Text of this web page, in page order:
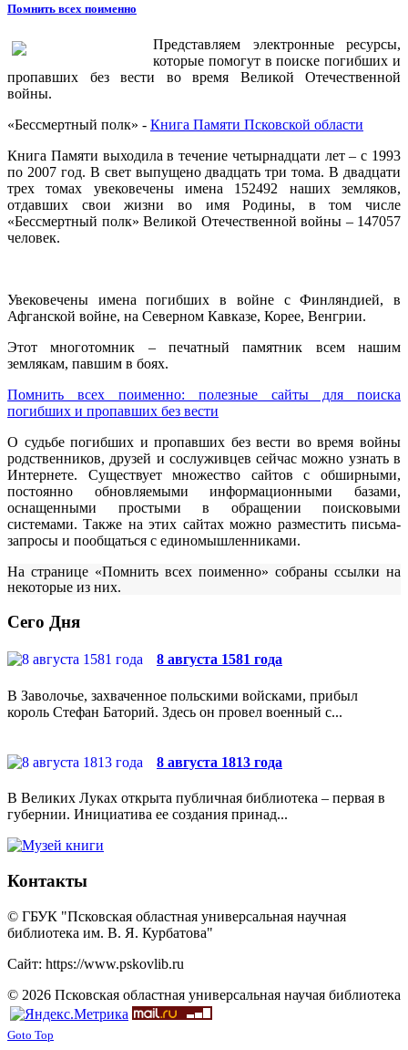
Помнить всех поименно
Представляем электронные ресурсы,
которые помогут в поиске погибших и
пропавших без вести во время Великой Отечественной
войны.
«Бессмертный полк» - Книга Памяти Псковской области
Книга Памяти выходила в течение четырнадцати лет – с 1993
по 2007 год. В свет выпущено двадцать три тома. В двадцати
трех томах увековечены имена 152492 наших земляков,
отдавших свои жизни во имя Родины, в том числе
«Бессмертный полк» Великой Отечественной войны – 147057
человек.
Увековечены имена погибших в войне с Финляндией, в
Афганской войне, на Северном Кавказе, Корее, Венгрии.
Этот многотомник – печатный памятник всем нашим
землякам, павшим в боях.
Помнить всех поименно: полезные сайты для поиска
погибших и пропавших без вести
О судьбе погибших и пропавших без вести во время войны
родственников, друзей и сослуживцев сейчас можно узнать в
Интернете. Существует множество сайтов с обширными,
постоянно обновляемыми информационными базами,
оснащенными простыми в обращении поисковыми
системами. Также на этих сайтах можно разместить письма-
запросы и пообщаться с единомышленниками.
На странице «Помнить всех поименно» собраны ссылки на
некоторые из них.
Сего Дня
8 августа 1581 года
В Заволочье, захваченное польскими войсками, прибыл
король Стефан Баторий. Здесь он провел военный с...
8 августа 1813 года
В Великих Луках открыта публичная библиотека – первая в
губернии. Инициатива ее создания принад...
Контакты
© ГБУК "Псковская областная универсальная научная
библиотека им. В. Я. Курбатова"
Сайт: https://www.pskovlib.ru
© 2026 Псковская областная универсальная научая библиотека
Goto Top